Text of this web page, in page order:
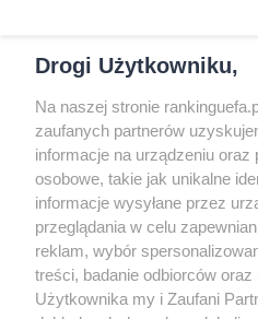
COPYRIGHT
© Jan Sikorski 2009-
Wszystkie prawa
Wykonanie: Strony Internetowe Warszawa
Drogi Użytkowniku,
Na naszej stronie
zaufanych partnerów
informacje na urządzeniu
osobowe, takie jak unikalne
informacje wysyłane przez
przeglądania w celu
reklam, wybór
treści, badanie odbiorców oraz
Użytkownika my i Zaufani